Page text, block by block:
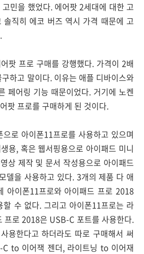
민을 했었다. 에어팟 2세대에 대한 고
솔직히 에코 버즈 역시 가격 때문에 고
팟 프로 구매를 강행했다. 가격이 2배
하고 말이다. 이유는 애플 디바이스와
페어링 기능 때문이었다. 거기에 노켄
팟 프로를 구매하게 된 것이다.
로 아이폰11프로를 사용하고 있으며
용, 혹은 웹서핑용으로 아이패드 미니
상 제작 및 문서 작성용으로 아이패드
델을 사용하고 있다. 3개의 제품 다 애
아이폰11프로와 아이패드 프로 2018
할 수 없다. 그리고 아이폰11프로는 라
프로 2018은 USB-C 포트를 사용한다.
용한다고 하더라도 따로 구매해서 써
to 이어잭 젠더, 라이트닝 to 이어재